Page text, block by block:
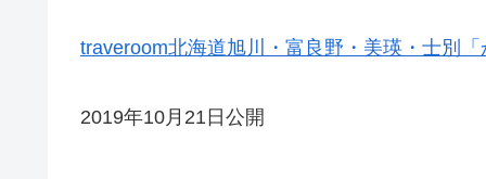
traveroom北海道旭川・富良野・美瑛・士別
2019年10月21日公開